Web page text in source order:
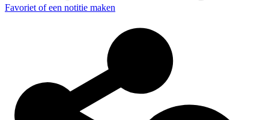
Favoriet of een notitie maken